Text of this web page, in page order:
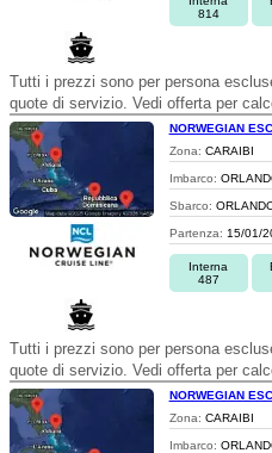
814
Tutti i prezzi sono per persona
quote di servizio. Vedi offerta per
NORWEGIAN
Zona: CARAIBI
Imbarco:
Sbarco:
Partenza: 15/01/
Interna
487
Tutti i prezzi sono per persona
quote di servizio. Vedi offerta per
NORWEGIAN
Zona: CARAIBI
Imbarco: